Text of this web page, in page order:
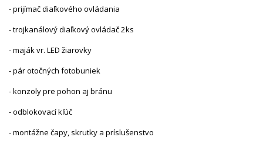
- prijímač diaľkového ovládania
- trojkanálový diaľkový ovládač 2ks
- maják vr. LED žiarovky
- pár otočných fotobuniek
- konzoly pre pohon aj bránu
- odblokovací kľúč
- montážne čapy, skrutky a príslušenstvo